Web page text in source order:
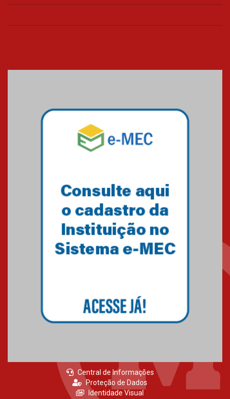
Central de Informações
Proteção de Dados
Identidade Visual